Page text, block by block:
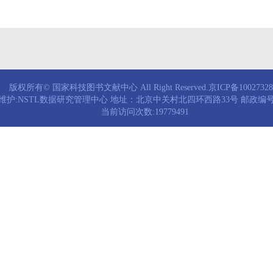
版权所有© 国家科技图书文献中心 All Right Reserved.京ICP备
护:NSTL数据研究管理中心 地址：北京中关村北四环西路33号 邮政编
当前访问次数:19779491